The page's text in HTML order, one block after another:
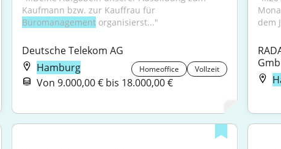
Büromanagement organisierst..."
Deutsche Telekom AG
Hamburg
Homeoffice Vollzeit
Von 9.000,00 € bis 18.000,00 €
dem